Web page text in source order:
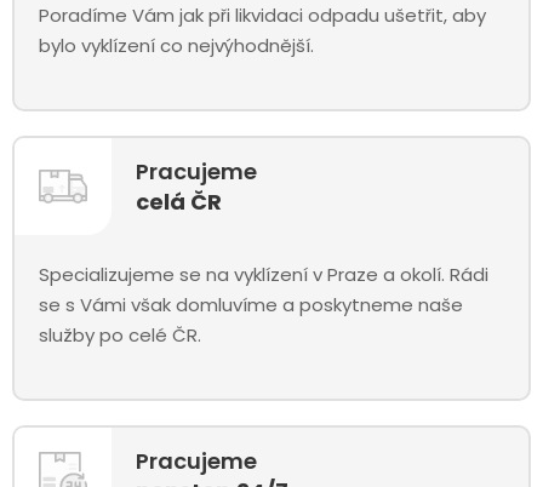
Poradíme Vám jak při likvidaci odpadu ušetřit, aby
bylo vyklízení co nejvýhodnější.
Pracujeme
celá ČR
Specializujeme se na vyklízení v Praze a okolí. Rádi
se s Vámi však domluvíme a poskytneme naše
služby po celé ČR.
Pracujeme